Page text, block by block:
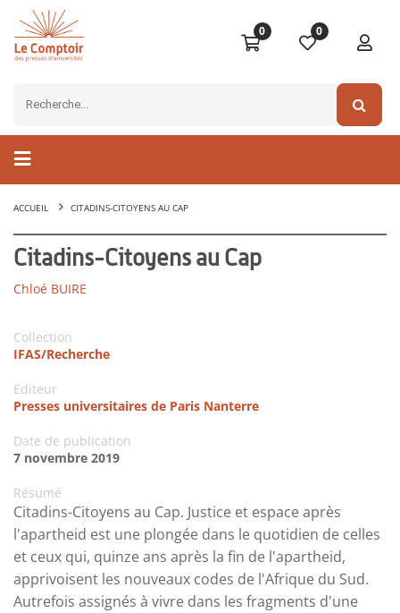
0 0
ACCUEIL CITADINS-CITOYENS AU CAP
Citadins-Citoyens au Cap
Chloé BUIRE
Collection
IFAS/Recherche
Editeur
Presses universitaires de Paris Nanterre
Date de publication
7 novembre 2019
Résumé
Citadins-Citoyens au Cap. Justice et espace après
l'apartheid est une plongée dans le quotidien de celles
et ceux qui, quinze ans après la fin de l'apartheid,
apprivoisent les nouveaux codes de l'Afrique du Sud.
Autrefois assignés à vivre dans les fragments d'une